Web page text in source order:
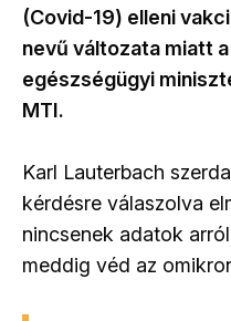
(Covid-19) elleni
nevű változata miatt
egészségügyi
MTI.
Karl Lauterbach
kérdésre válaszolva
nincsenek adatok
meddig véd az